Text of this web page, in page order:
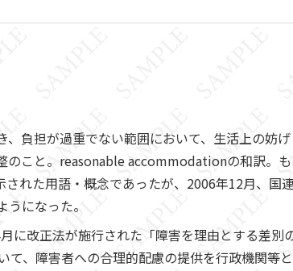
、負担が過重でない範囲において、生活上の妨
のこと。reasonable accommodationの和訳。
された用語・概念であったが、2006年12月、
になった。
に改正法が施行された「障害を理由とする差別
て、障害者への合理的配慮の提供を行政機関等